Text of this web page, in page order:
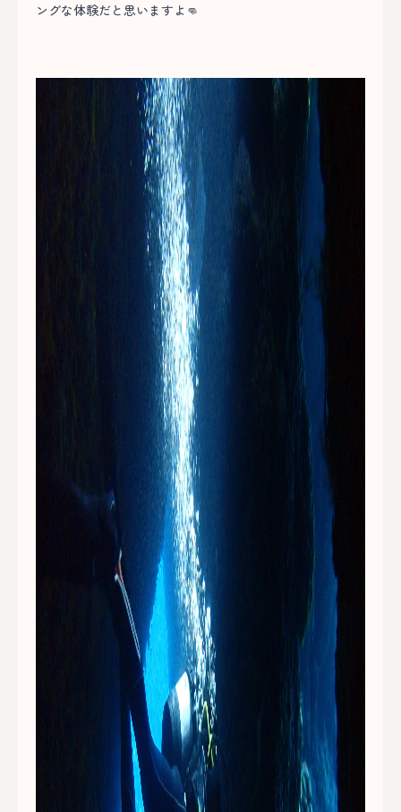
ングな体験だと思いますよ👊